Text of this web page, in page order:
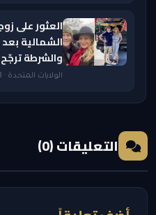
العثور على
والشرطة
الولايات المتحدة · 3 أغسطس 2026 — 3:50 PM
التعليقات (0)